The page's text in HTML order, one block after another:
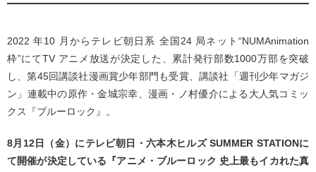
2022 年10 月からテレビ朝日系 全国24 局ネット“NUMAnimation
枠”にてTV アニメ放送が決定した、累計発行部数1000万部を突破
し、第45回講談社漫画賞少年部門も受賞、講談社「週刊少年マガジ
ン」連載中の原作・金城宗幸、漫画・ノ村優介による大人気コミッ
クス『ブルーロック』。
8月12日（金）にテレビ朝日・六本木ヒルズ SUMMER STATIONに
て開催が決定している『アニメ・ブルーロック 史上最もイカれた真